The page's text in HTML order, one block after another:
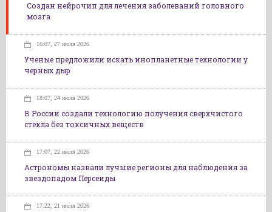
Создан нейрочип для лечения заболеваний головного
мозга
16:07, 27 июля 2026
Ученые предложили искать инопланетные технологии у
черных дыр
18:07, 24 июля 2026
В России создали технологию получения сверхчистого
стекла без токсичных веществ
17:07, 22 июля 2026
Астрономы назвали лучшие регионы для наблюдения за
звездопадом Персеиды
17:22, 21 июля 2026